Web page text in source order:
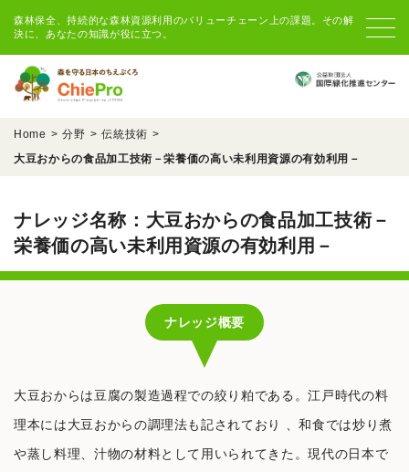
森林保全、持続的な森林資源利用のバリューチェーン上の課題。その解
決に、あなたの知識が役に立つ。
Home 分野
伝統技術
大豆おからの食品加工技術－栄養価の高い未利用資源の有効利用－
ナレッジ名称：大豆おからの食品加工技術－
栄養価の高い未利用資源の有効利用－
ナレッジ概要
大豆おからは豆腐の製造過程での絞り粕である。江戸時代の料
理本には大豆おからの調理法も記されており 、和食では炒り煮
や蒸し料理、汁物の材料として用いられてきた。現代の日本で